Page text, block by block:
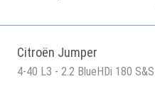
Citroën Jumper
4-40 L3 - 2.2 BlueHDi 180